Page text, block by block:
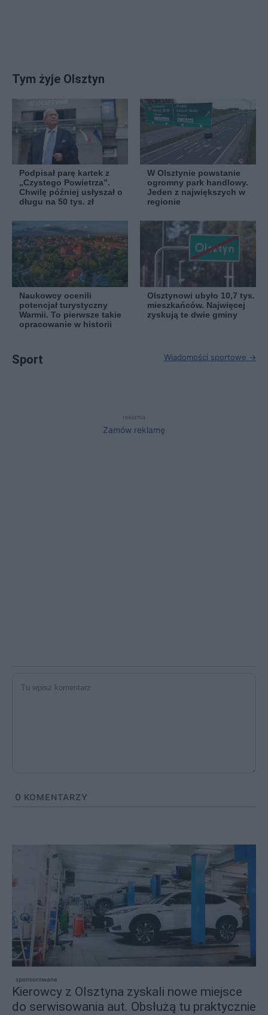
Tym żyje Olsztyn
Podpisał parę kartek z
„Czystego Powietrza”.
Chwilę później usłyszał o
długu na 50 tys. zł
W Olsztynie powstanie
ogromny park handlowy.
Jeden z największych w
regionie
Naukowcy ocenili
potencjał turystyczny
Warmii. To pierwsze takie
opracowanie w historii
Olsztynowi ubyło 10,7 tys.
mieszkańców. Najwięcej
zyskują te dwie gminy
Sport Wiadomości sportowe →
reklama
Zamów reklamę
0 KOMENTARZY
sponsorowane
Kierowcy z Olsztyna zyskali nowe miejsce
do serwisowania aut. Obsłużą tu praktycznie